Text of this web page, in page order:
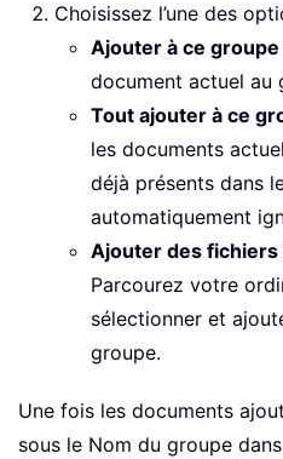
Choisissez l’une des
Ajouter à ce groupe
document actuel au
Tout ajouter à ce
les documents
déjà présents dans
automatiquement
Ajouter des fichiers
Parcourez votre
sélectionner et
groupe.
Une fois les documents
sous le Nom du groupe